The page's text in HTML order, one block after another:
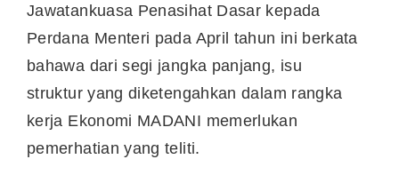
Jawatankuasa Penasihat Dasar kepada
Perdana Menteri pada April tahun ini berkata
bahawa dari segi jangka panjang, isu
struktur yang diketengahkan dalam rangka
kerja Ekonomi MADANI memerlukan
pemerhatian yang teliti.